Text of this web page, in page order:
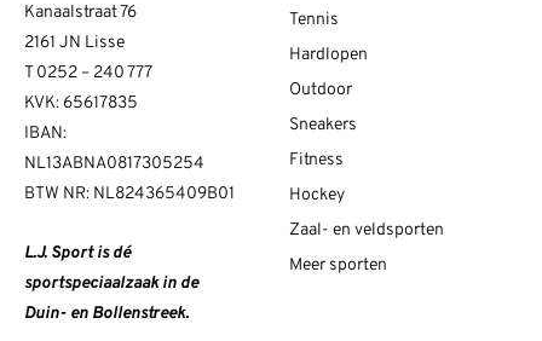
Kanaalstraat 76
2161 JN Lisse
T0252 – 240 777
KVK: 65617835
IBAN:
NL13ABNA0817305254
BTW NR: NL824365409B01
L.J. Sport is dé
sportspeciaalzaak in de
Duin- en Bollenstreek.
Tennis
Hardlopen
Outdoor
Sneakers
Fitness
Hockey
Zaal- en veldsporten
Meer sporten